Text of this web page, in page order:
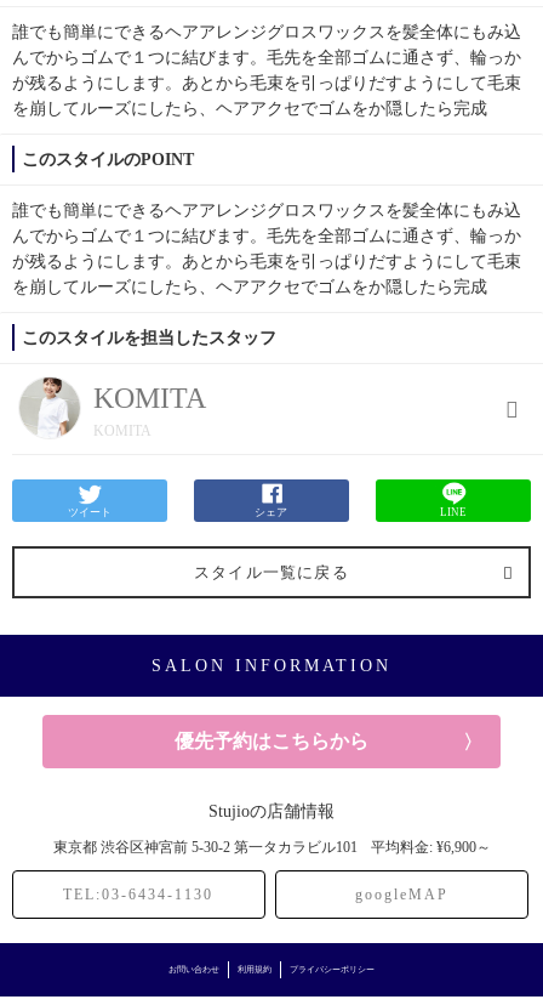
誰でも簡単にできるヘアアレンジグロスワックスを髪全体にもみ込
んでからゴムで１つに結びます。毛先を全部ゴムに通さず、輪っか
が残るようにします。あとから毛束を引っぱりだすようにして毛束
を崩してルーズにしたら、ヘアアクセでゴムをか隠したら完成
このスタイルのPOINT
誰でも簡単にできるヘアアレンジグロスワックスを髪全体にもみ込
んでからゴムで１つに結びます。毛先を全部ゴムに通さず、輪っか
が残るようにします。あとから毛束を引っぱりだすようにして毛束
を崩してルーズにしたら、ヘアアクセでゴムをか隠したら完成
このスタイルを担当したスタッフ
KOMITA
KOMITA
ツイート シェア LINE
スタイル一覧に戻る
SALON INFORMATION
優先予約はこちらから
Stujioの店舗情報
東京都 渋谷区神宮前 5-30-2 第一タカラビル101 平均料金: ¥6,900～
TEL:03-6434-1130 googleMAP
お問い合わせ 利用規約 プライバシーポリシー